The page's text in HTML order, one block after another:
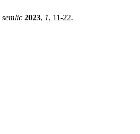
semlic 2023, 1, 11-22.